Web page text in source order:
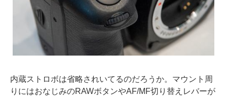
内蔵ストロボは省略されいてるのだろうか。マウント周
りにはおなじみのRAWボタンやAF/MF切り替えレバーが